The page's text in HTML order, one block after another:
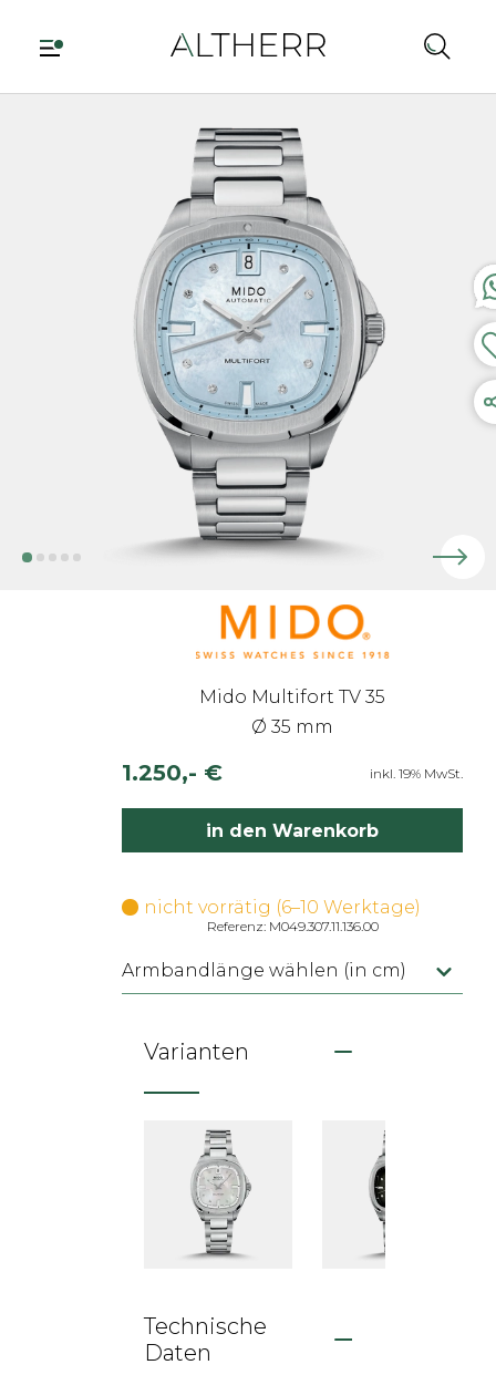
Mido Multifort TV 35
Ø 35 mm
1.250,- € inkl. 19% MwSt.
in den Warenkorb
nicht vorrätig (6–10 Werktage)
Referenz: M049.307.11.136.00
Armbandlänge wählen (in cm)
Varianten
Technische
Daten